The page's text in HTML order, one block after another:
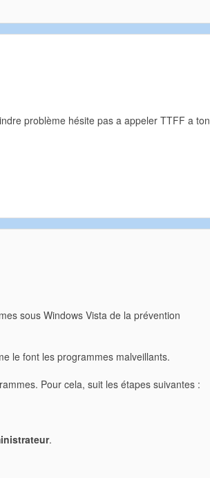
problème hésite pas a appeler TTFF a ton
sous Windows Vista de la prévention
le font les programmes malveillants.
Pour cela, suit les étapes suivantes :
.